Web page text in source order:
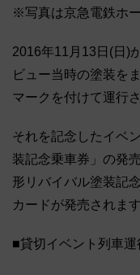
※写真は京急電鉄ホ
2016年11月13日(日)
ビュー当時の塗装を
マークを付けて運行
それを記念したイベ
装記念乗車券」の発
形リバイバル塗装記
カードが発売されます
■貸切イベント列車運